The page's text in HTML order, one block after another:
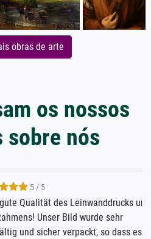
obras de arte
os nossos
sobre nós
des Leinwanddrucks und
Bild wurde sehr
verpackt, so dass es